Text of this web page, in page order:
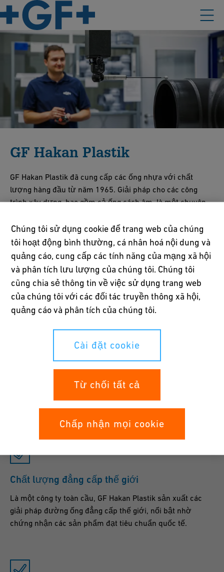
GF Hakan Plastik
GF Hakan Plastik đã cung cấp các ống nhựa với chất
lượng hàng đầu từ năm 1965. Giải pháp cho các công
trình xây dựng, bao gồm cả ống cách âm, là một chuyên
Hiển thị sản phẩm
Còn nhiều điều khác về đường ống mà mọi người chưa rõ:
đường ống phải có khả năng chịu lực, cách âm và tất nhiên là
phải kín nước, đặc biệt là đối với đường ống nước thải. Đây
ống nhựa Hakan do Thổ Nhĩ Kỳ sản xuất đáp ứng những yêu
cầu cao nhất. Và không chỉ vậy: Dịch vụ, đào tạo và đào tạo nâng
Chất lượng đẳng cấp thế giới
Là một công ty toàn cầu, GF Hakan Plastik sản xuất các
giải pháp đường ống đẳng cấp thế giới, nổi bật nhờ
chứng nhận các sản phẩm đạt tiêu chuẩn quốc tế.
Chúng tôi sử dụng cookie để trang web của chúng
tôi hoạt động bình thường, cá nhân hoá nội dung và
quảng cáo, cung cấp các tính năng của mạng xã hội
và phân tích lưu lượng của chúng tôi. Chúng tôi
cũng chia sẻ thông tin về việc sử dụng trang web
của chúng tôi với các đối tác truyền thông xã hội,
quảng cáo và phân tích của chúng tôi.
Cài đặt cookie
Từ chối tất cả
Chấp nhận mọi cookie